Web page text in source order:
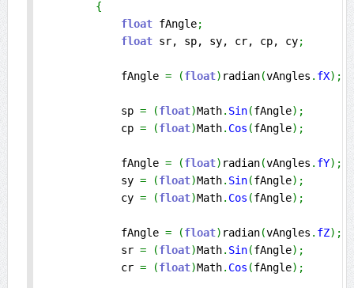
{
float fAngle;
float sr, sp, sy, cr, cp, cy;
            fAngle
= (float) radian(vAngles . fX) ;
            sp
= (float)Math. Sin(fAngle) ;
            cp
= (float)Math. Cos (fAngle) ;
            fAngle
= (float) radian(vAngles . fY) ;
            sy
= (float)Math. Sin(fAngle) ;
            cy
= (float)Math. Cos (fAngle) ;
            fAngle
= (float) radian(vAngles . fZ) ;
            sr
= (float)Math. Sin(fAngle) ;
            cr
= (float)Math. Cos (fAngle) ;